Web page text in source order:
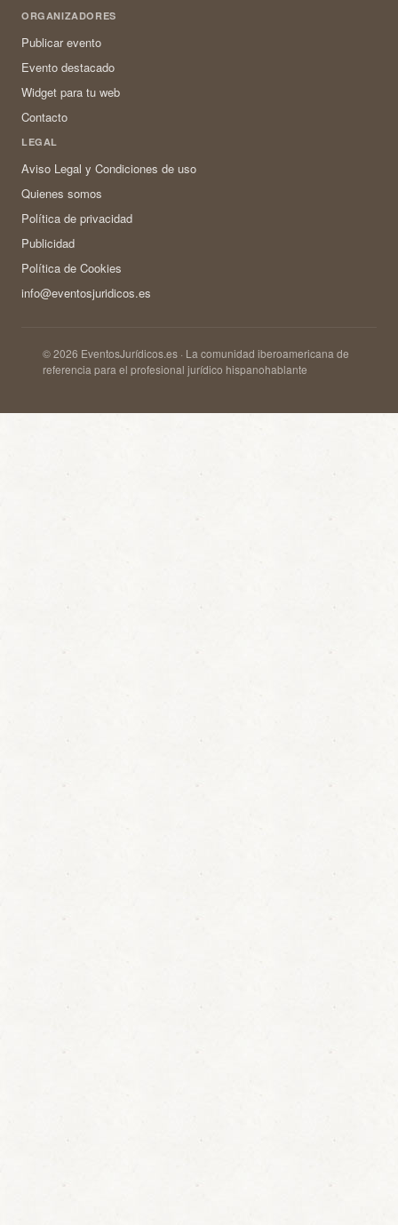
ORGANIZADORES
Publicar evento
Evento destacado
Widget para tu web
Contacto
LEGAL
Aviso Legal y Condiciones de uso
Quienes somos
Política de privacidad
Publicidad
Política de Cookies
info@eventosjuridicos.es
© 2026 EventosJurídicos.es · La comunidad iberoamericana de
referencia para el profesional jurídico hispanohablante